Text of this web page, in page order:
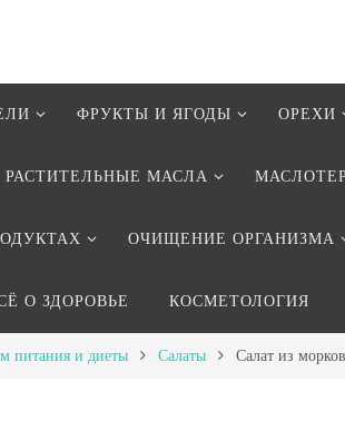
ФРУКТЫ И ЯГОДЫ ОРЕХИ
РАСТИТЕЛЬНЫЕ МАСЛА
ОЧИЩЕНИЕ ОРГАНИЗМА
О ЗДОРОВЬЕ КОСМЕТОЛОГИЯ
питания и диеты Салаты Салат из